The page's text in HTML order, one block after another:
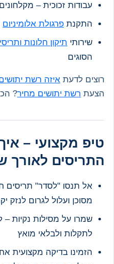
עבודות זכוכית –
התקנת פרגולת אלומיניום
שירותי תיקון חלונות
הסוגים
רוצים לדעת איזה רשת
הצעת רשת יתושים מחיר?
טיפ מקצועי –
התריסים לאורך
אל תנסו "לסדר" תריסים
מסוכן ועלול לגרום לנזק
שמרו על מסילות נקיות –
לתקלות ולבלאי מואץ
הזמינו בדיקה מקצועית